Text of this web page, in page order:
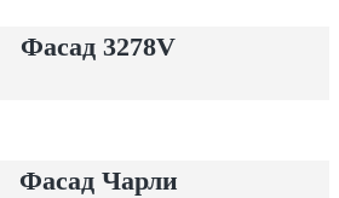
Фасад 3278V
Фасад Чарли